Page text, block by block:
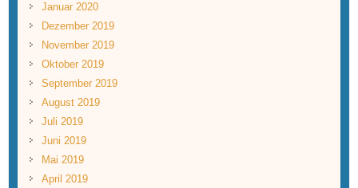
Januar 2020
Dezember 2019
November 2019
Oktober 2019
September 2019
August 2019
Juli 2019
Juni 2019
Mai 2019
April 2019